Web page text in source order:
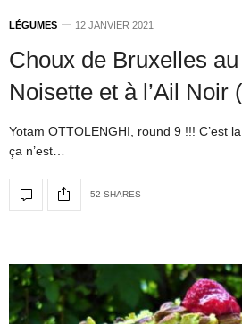
LÉGUMES 12 JANVIER 2021
Choux de Bruxelles
Noisette et à l’Ail Noir
Yotam OTTOLENGHI, round 9 !!! C’est
ça n’est…
52 SHARES